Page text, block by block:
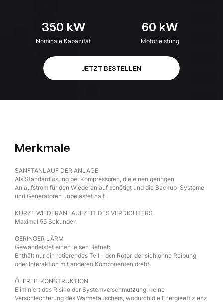
350 kW
Nominale Kapazität
60 kW
Motorleistung
JETZT BESTELLEN
Merkmale
SANFTANLAUF DER ANLAGE
Als Standardlösung bei Kompressoren, die einen geringen
Anlaufstrom für den Wiederanlauf benötigt und die Backup-Systeme
und Generatoren unbelastet hält
KURZE WIEDERANLAUFZEIT DES VERDICHTERS
Maximal 55 Sekunden
GERINGER LÄRM
Gewährleistet einen leisen Betrieb
Enthält nur ein rotierendes Teil - den Rotor, der sich ohne Reibung
oder Interaktion mit anderen Komponenten dreht.
ÖLFREIE KONSTRUKTION
Eliminiert das Risiko der Systemverschmutzung, keine
Verschlechterung des Wärmetauschers, wodurch die Energieeffizienz